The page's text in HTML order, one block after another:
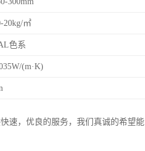
20kg/㎡
色系
(m·K)
速，优良的服务，我们真诚的希望能